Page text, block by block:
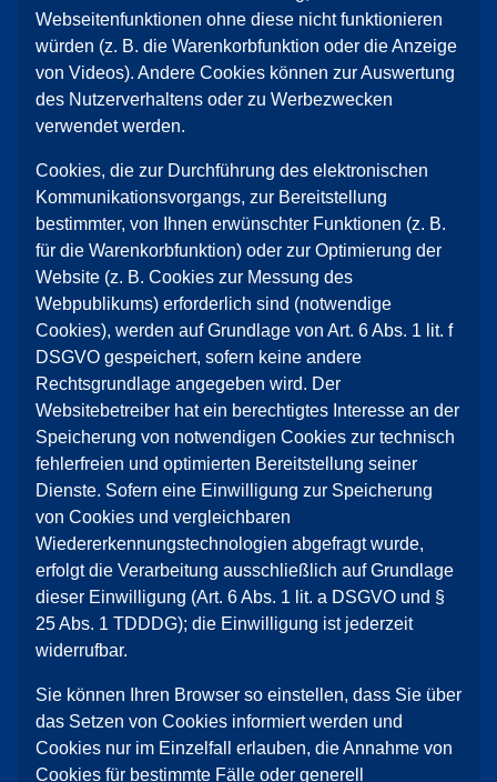
Webseitenfunktionen ohne diese nicht funktionieren
würden (z. B. die Warenkorbfunktion oder die Anzeige
von Videos). Andere Cookies können zur Auswertung
des Nutzerverhaltens oder zu Werbezwecken
verwendet werden.
Cookies, die zur Durchführung des elektronischen
Kommunikationsvorgangs, zur Bereitstellung
bestimmter, von Ihnen erwünschter Funktionen (z. B.
für die Warenkorbfunktion) oder zur Optimierung der
Website (z. B. Cookies zur Messung des
Webpublikums) erforderlich sind (notwendige
Cookies), werden auf Grundlage von Art. 6 Abs. 1 lit. f
DSGVO gespeichert, sofern keine andere
Rechtsgrundlage angegeben wird. Der
Websitebetreiber hat ein berechtigtes Interesse an der
Speicherung von notwendigen Cookies zur technisch
fehlerfreien und optimierten Bereitstellung seiner
Dienste. Sofern eine Einwilligung zur Speicherung
von Cookies und vergleichbaren
Wiedererkennungstechnologien abgefragt wurde,
erfolgt die Verarbeitung ausschließlich auf Grundlage
dieser Einwilligung (Art. 6 Abs. 1 lit. a DSGVO und §
25 Abs. 1 TDDDG); die Einwilligung ist jederzeit
widerrufbar.
Sie können Ihren Browser so einstellen, dass Sie über
das Setzen von Cookies informiert werden und
Cookies nur im Einzelfall erlauben, die Annahme von
Cookies für bestimmte Fälle oder generell